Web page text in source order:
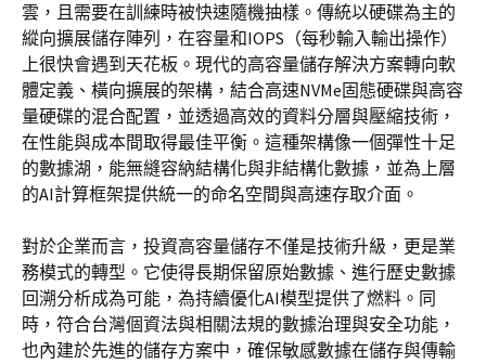
雲，且需要在訓練時被快速隨機抽樣。傳統以硬碟為主的
縱向擴展儲存陣列，在容量和IOPS（每秒輸入輸出操作）
上很快會遇到天花板。現代的高容量儲存解決方案轉向軟
體定義、橫向擴展的架構，結合高速NVMe固態硬碟與高容
量硬碟的混合配置，並透過高效的資料分層與壓縮技術，
在性能與成本間取得最佳平衡。這種架構像一個彈性十足
的數據湖，能無縫容納結構化與非結構化數據，並為上層
的AI計算框架提供統一的命名空間與高速存取介面。
對於企業而言，投資高容量儲存不僅是技術升級，更是業
務模式的轉型。它使得長期保留原始數據、進行歷史數據
回溯分析成為可能，為持續優化AI模型提供了燃料。同
時，符合台灣個資法與相關法規的數據治理與安全功能，
也內建於先進的儲存方案中，確保敏感數據在儲存與傳輸